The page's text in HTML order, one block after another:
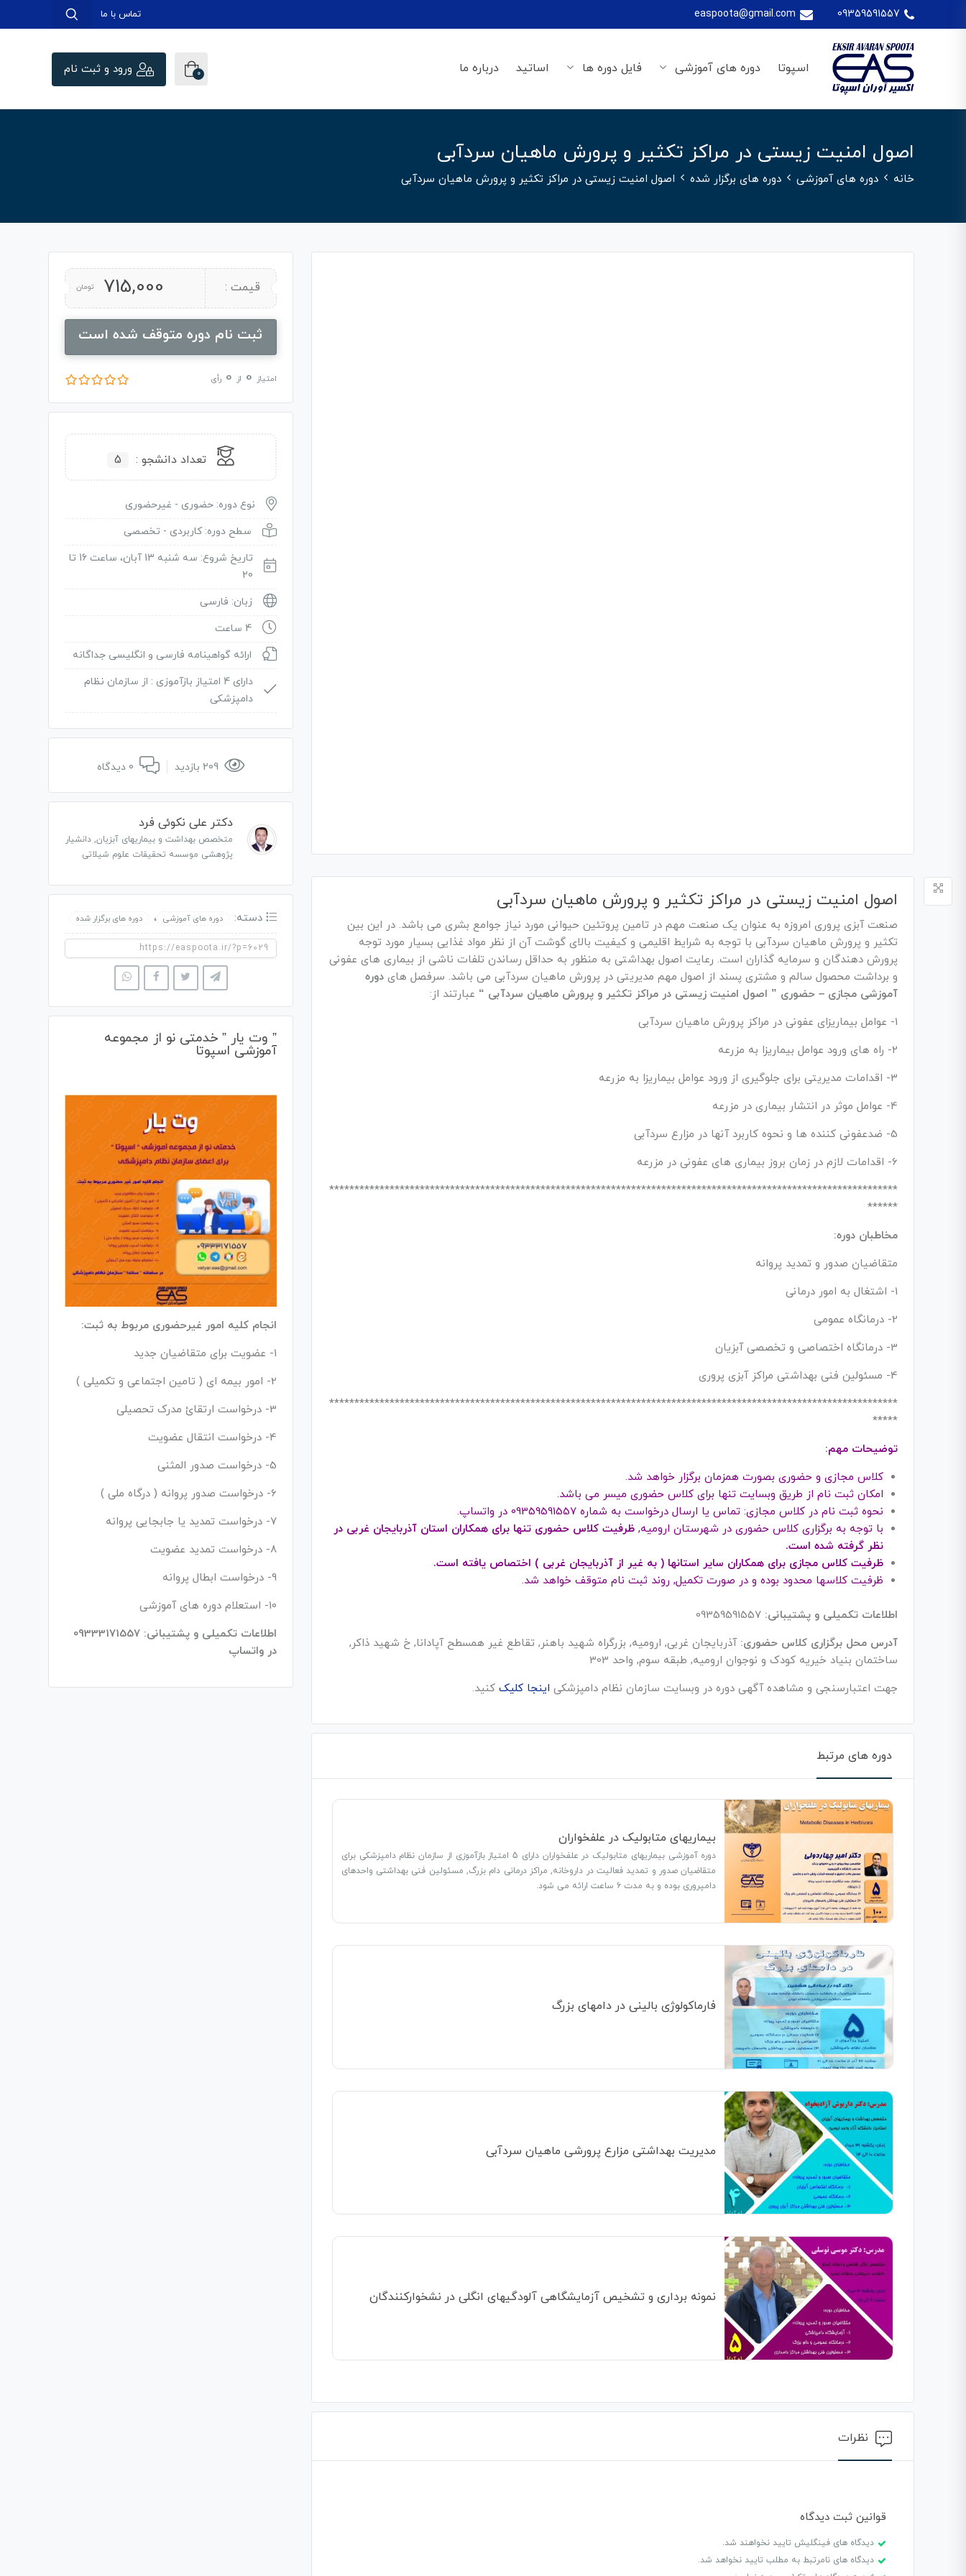
09359591557
easpoota@gmail.com تماس با ما
اسپوتا دوره های آموزشی فایل دوره ها اساتید درباره ما 0 ورود و ثبت نام
اصول امنیت زیستی در مراکز تکثیر و پرورش ماهیان سردآبی
خانه دوره های آموزشی دوره های برگزار شده اصول امنیت زیستی در مراکز تکثیر و پرورش ماهیان سردآبی
اصول امنیت زیستی در مراکز تکثیر و پرورش ماهیان سردآبی
صنعت آبزی پروری امروزه به عنوان یک صنعت مهم در تامین پروتئین حیوانی مورد نیاز جوامع بشری می باشد. در این بین
تکثیر و پرورش ماهیان سردآبی با توجه به شرایط اقلیمی و کیفیت بالای گوشت آن از نظر مواد غذایی بسیار مورد توجه
پرورش دهندگان و سرمایه گذاران است. رعایت اصول بهداشتی به منظور به حداقل رساندن تلفات ناشی از بیماری های عفونی
و برداشت محصول سالم و مشتری پسند از اصول مهم مدیریتی در پرورش ماهیان سردآبی می باشد. سرفصل های دوره
آموزشی مجازی – حضوری ” اصول امنیت زیستی در مراکز تکثیر و پرورش ماهیان سردآبی “ عبارتند از:
1- عوامل بیماریزای عفونی در مراکز پرورش ماهیان سردآبی
2- راه های ورود عوامل بیماریزا به مزرعه
3- اقدامات مدیریتی برای جلوگیری از ورود عوامل بیماریزا به مزرعه
4- عوامل موثر در انتشار بیماری در مزرعه
5- ضدعفونی کننده ها و نحوه کاربرد آنها در مزارع سردآبی
6- اقدامات لازم در زمان بروز بیماری های عفونی در مزرعه
*****************************************************************************************************************
******
مخاطبان دوره:
متقاضیان صدور و تمدید پروانه
1- اشتغال به امور درمانی
2- درمانگاه عمومی
3- درمانگاه اختصاصی و تخصصی آبزیان
4- مسئولین فنی بهداشتی مراکز آبزی پروری
*****************************************************************************************************************
*****
توضیحات مهم:
کلاس مجازی و حضوری بصورت همزمان برگزار خواهد شد.
امکان ثبت نام از طریق وبسایت تنها برای کلاس حضوری میسر می باشد.
نحوه ثبت نام در کلاس مجازی: تماس یا ارسال درخواست به شماره 09359591557 در واتساپ.
با توجه به برگزاری کلاس حضوری در شهرستان ارومیه, ظرفیت کلاس حضوری تنها برای همکاران استان آذربایجان غربی در
نظر گرفته شده است.
ظرفیت کلاس مجازی برای همکاران سایر استانها ( به غیر از آذربایجان غربی ) اختصاص یافته است.
ظرفیت کلاسها محدود بوده و در صورت تکمیل, روند ثبت نام متوقف خواهد شد.
اطلاعات تکمیلی و پشتیبانی:
آدرس محل برگزاری کلاس حضوری: آذربایجان غربی, ارومیه, بزرگراه شهید باهنر, تقاطع غیر همسطح آپادانا, خ شهید ذاکر,
ساختمان بنیاد خیریه کودک و نوجوان ارومیه, طبقه سوم, واحد 303
جهت اعتبارسنجی و مشاهده آگهی دوره در وبسایت سازمان نظام دامپزشکیاینجا کلیککنید.
دوره های مرتبط
بیماریهای متابولیک در علفخواران
دوره آموزشی بیماریهای متابولیک در علفخواران دارای 5 امتیاز بازآموزی از سازمان نظام دامپزشکی برای
متقاضیان صدور و تمدید فعالیت در داروخانه, مراکز درمانی دام بزرگ, مسئولین فنی بهداشتی واحدهای
دامپروری بوده و به مدت 6 ساعت ارائه می شود.
فارماکولوژی بالینی در دامهای بزرگ
مدیریت بهداشتی مزارع پرورشی ماهیان سردآبی
نمونه برداری و تشخیص آزمایشگاهی آلودگیهای انگلی در نشخوارکنندگان
نظرات
قوانین ثبت دیدگاه
دیدگاه های فینگلیش تایید نخواهند شد.
دیدگاه های نامرتبط به مطلب تایید نخواهد شد.
قیمت : 715,000 تومان
ثبت نام دوره متوقف شده است
امتیاز 0 از 0 رأی
تعداد دانشجو : 5
نوع دوره: حضوری - غیرحضوری
سطح دوره: کاربردی - تخصصی
تاریخ شروع: سه شنبه 13 آبان، ساعت 16 تا
20
زبان: فارسی
4 ساعت
ارائه گواهینامه فارسی و انگلیسی جداگانه
دارای 4 امتیاز بازآموزی :
از سازمان نظام
دامپزشکی
209 بازدید
دکتر علی نکوئی فرد
متخصص بهداشت و بیماریهای آبزیان, دانشیار
پژوهشی موسسه تحقیقات علوم شیلاتی
دسته: دوره های آموزشی ، دوره های برگزار شده
” وت یار ” خدمتی نو از مجموعه
آموزشی اسپوتا
انجام کلیه امور غیرحضوری مربوط به ثبت:
1- عضویت برای متقاضیان جدید
2- امور بیمه ای ( تامین اجتماعی و تکمیلی )
3- درخواست ارتقائ مدرک تحصیلی
4- درخواست انتقال عضویت
5- درخواست صدور المثنی
6- درخواست صدور پروانه ( درگاه ملی )
7- درخواست تمدید یا جابجایی پروانه
8- درخواست تمدید عضویت
9- درخواست ابطال پروانه
10- استعلام دوره های آموزشی
اطلاعات تکمیلی و پشتیبانی: 09333171557
در واتساپ